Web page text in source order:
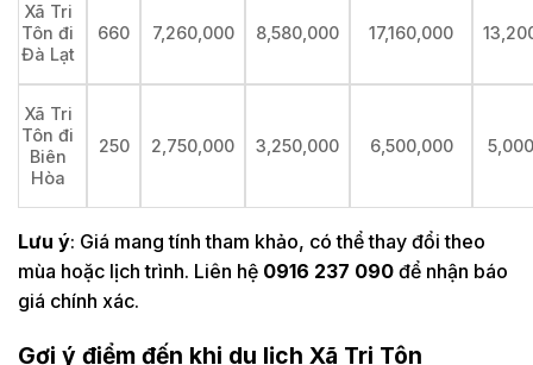
Xã Tri
Tôn đi
Đà Lạt
660 7,260,000 8,580,000 17,160,000
Xã Tri
Tôn đi
Biên
Hòa
250 2,750,000 3,250,000 6,500,000
Lưu ý: Giá mang tính tham khảo, có thể thay đổi theo
mùa hoặc lịch trình. Liên hệ 0916 237 090 để nhận báo
giá chính xác.
Gợi ý điểm đến khi du lịch Xã Tri Tôn